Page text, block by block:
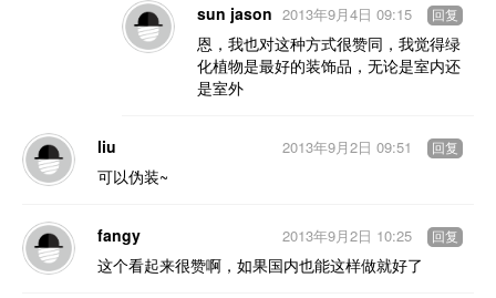
sun jason
恩，我也对这种方式很赞同，我觉得绿
化植物是最好的装饰品，无论是室内还
是室外
2013年9月4日 09:15 回复
liu
可以伪装~
2013年9月2日 09:51 回复
fangy
这个看起来很赞啊，如果国内也能这样做就好了
2013年9月2日 10:25 回复